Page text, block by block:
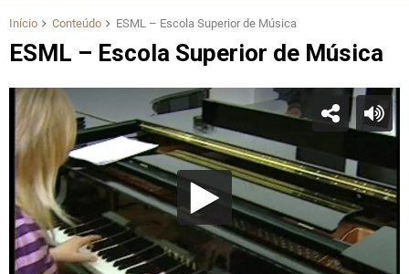
Início Conteúdo ESML – Escola Superior de Música
ESML – Escola Superior de Música